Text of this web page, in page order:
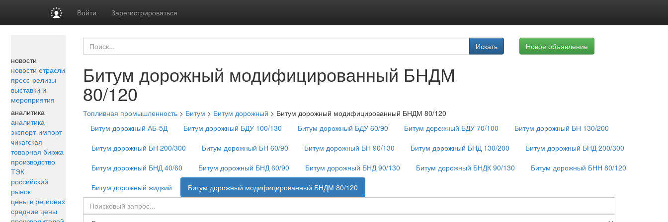
Войти Зарегистрироваться
новости
новости отрасли
пресс-релизы
выставки и
мероприятия
аналитика
аналитика
экспорт-импорт
чикагская
товарная биржа
производство
ТЭК
российский
рынок
цены в регионах
средние цены
Искать Новое объявление
Битум дорожный модифицированный БНДМ
80/120
Топливная промышленность > Битум > Битум дорожный > Битум дорожный модифицированный БНДМ 80/120
Битум дорожный АБ-5Д
Битум дорожный БДУ 100/130 Битум дорожный БДУ 60/90 Битум дорожный БДУ 70/100
Битум дорожный БН 130/200
Битум дорожный БН 200/300
Битум дорожный БН 60/90 Битум дорожный БН 90/130 Битум дорожный БНД 130/200
Битум дорожный БНД 200/300
Битум дорожный БНД 40/60
Битум дорожный БНД 60/90 Битум дорожный БНД 90/130 Битум дорожный БНДК 90/130
Битум дорожный БНН 80/120
Битум дорожный жидкий
Битум дорожный модифицированный БНДМ 80/120